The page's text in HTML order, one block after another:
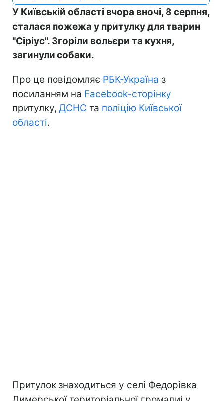
У Київській області вчора вночі, 8 серпня,
сталася пожежа у притулку для тварин
"Сіріус". Згоріли вольєри та кухня,
загинули собаки.
Про це повідомляє РБК-Україна з
посиланням на Facebook-сторінку
притулку, ДСНС та поліцію Київської
області.
Притулок знаходиться у селі Федорівка